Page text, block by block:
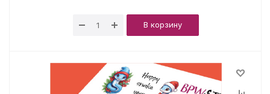
В корзину